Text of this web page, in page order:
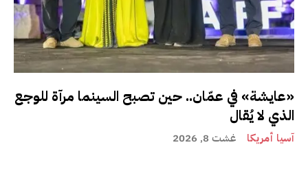
«عايشة» في عمّان.. حين تصبح السينما مرآة للوجع
الذي لا يُقال
آسيا أمريكا غشت 8, 2026